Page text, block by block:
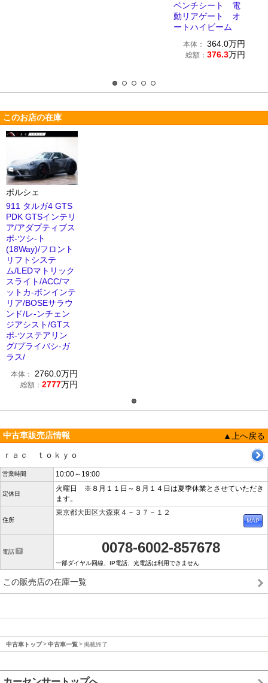
ベンチシート 電
動リアゲート オ
ートハイビーム
本体： 364.0万円
総額： 376.3万円
このお店の在庫
ポルシェ
911 タルガ4 GTS
PDK GTSインテリ
ア/アダプティブス
ポ-ツシ-ト
(18Way)/フロント
リフトシステ
ム/LEDマトリック
スライト/ACC/マ
ットカ-ボンインテ
リア/BOSEサラウ
ンド/レ-ンチェン
ジアシスト/GTス
ポ-ツステアリン
グ/プライバシ-ガ
ラス/
本体： 2760.0万円
総額： 2777万円
中古車販売店情報
▲上へ戻る
ｒａｃ ｔｏｋｙｏ
営業時間 10:00～19:00
定休日
火曜日 ※８月１１日～８月１４日は夏季休業とさせていただき
ます。
住所
東京都大田区大森東４－３７－１２
電話 0078-6002-857678
一部ダイヤル回線、IP電話、光電話は利用できません
この販売店の在庫一覧
中古車トップ 中古車一覧 掲載終了